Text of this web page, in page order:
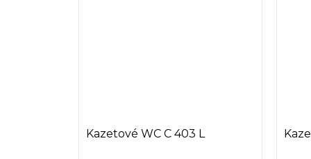
Kazetové WC C 403 L